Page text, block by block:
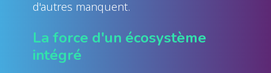
d'autres manquent.
La force d'un écosystème
intégré